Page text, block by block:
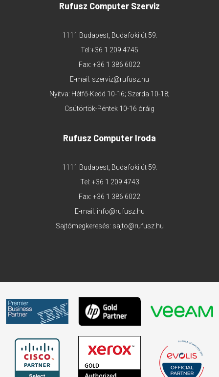
Rufusz Computer Szerviz
1111 Budapest, Budafoki út 59.
Tel:+36 1 209 4745
Fax: +36 1 386 6022
E-mail: szerviz@rufusz.hu
Nyitva: Hétfő-Kedd 10-16; Szerda 10-18;
Csütörtök-Péntek 10-16 óráig
Rufusz Computer Iroda
1111 Budapest, Budafoki út 59.
Tel: +36 1 209 4743
Fax: +36 1 386 6022
E-mail: info@rufusz.hu
Sajtómegkeresés: sajto@rufusz.hu